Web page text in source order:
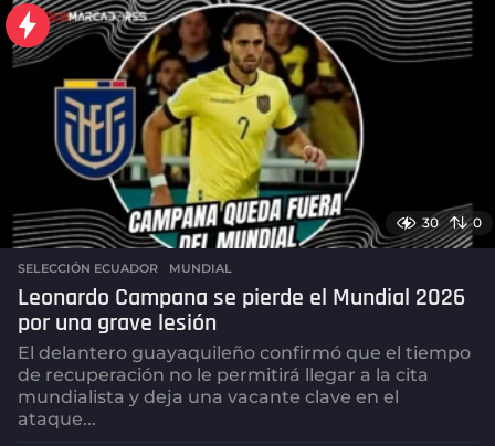
30 0
SELECCIÓN ECUADOR ,MUNDIAL
Leonardo Campana se pierde el Mundial 2026
por una grave lesión
El delantero guayaquileño confirmó que el tiempo
de recuperación no le permitirá llegar a la cita
mundialista y deja una vacante clave en el
ataque...